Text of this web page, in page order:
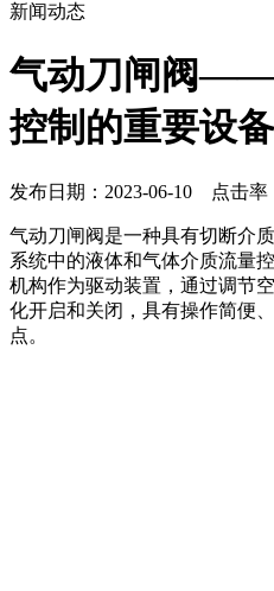
新闻动态
气动刀闸阀——
控制的重要设备
发布日期：2023-06-10 点击率
气动刀闸阀是一种具有切断介
系统中的液体和气体介质流量控
机构作为驱动装置，通过调节
化开启和关闭，具有操作简便
点。